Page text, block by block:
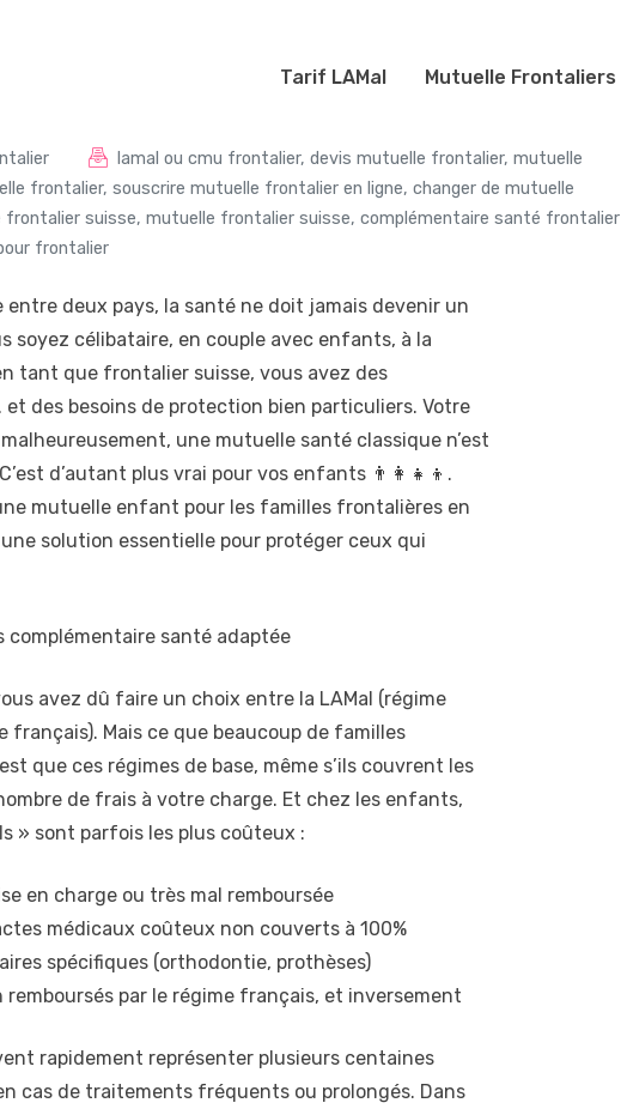
Tarif LAMal Mutuelle Frontaliers
lamal ou cmu frontalier, devis mutuelle frontalier, mutuelle
frontalier, souscrire mutuelle frontalier en ligne, changer de mutuelle
frontalier suisse, mutuelle frontalier suisse, complémentaire santé frontalier
frontalier
entre deux pays, la santé ne doit jamais devenir un
soyez célibataire, en couple avec enfants, à la
tant que frontalier suisse, vous avez des
des besoins de protection bien particuliers. Votre
une mutuelle santé classique n’est
d’autant plus vrai pour vos enfants 👨‍👩‍👧‍👦.
mutuelle enfant pour les familles frontalières en
une solution essentielle pour protéger ceux qui
complémentaire santé adaptée
avez dû faire un choix entre la LAMal (régime
français). Mais ce que beaucoup de familles
que ces régimes de base, même s’ils couvrent les
de frais à votre charge. Et chez les enfants,
» sont parfois les plus coûteux :
en charge ou très mal remboursée
médicaux coûteux non couverts à 100%
spécifiques (orthodontie, prothèses)
remboursés par le régime français, et inversement
rapidement représenter plusieurs centaines
cas de traitements fréquents ou prolongés. Dans